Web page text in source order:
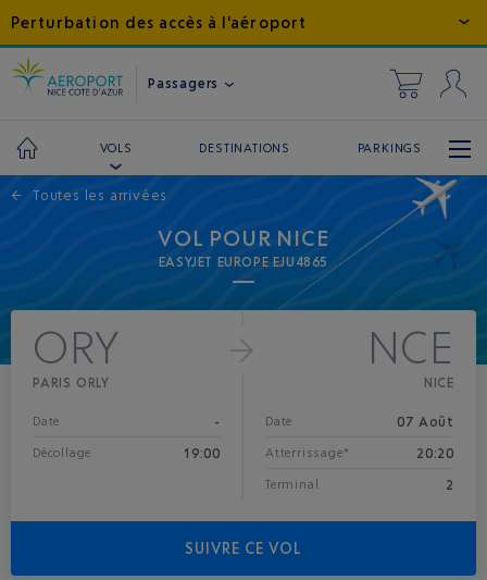
Perturbation des accès à l'aéroport
Passagers
VOLS DESTINATIONS PARKINGS
← Toutes les arrivées
VOL POUR NICE
EASYJET EUROPE EJU4865
ORY
PARIS ORLY
Date -
Décollage 19:00
NCE
NICE
Date 07 Août
Atterrissage* 20:20
Terminal 2
SUIVRE CE VOL